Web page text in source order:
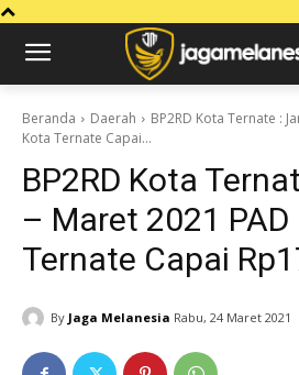
Beranda Daerah
BP2RD Kota Ternate :
Kota Ternate Capai...
BP2RD Kota
– Maret 2021 PAD
Ternate Capai
By Jaga Melanesia Rabu, 24 Maret 2021